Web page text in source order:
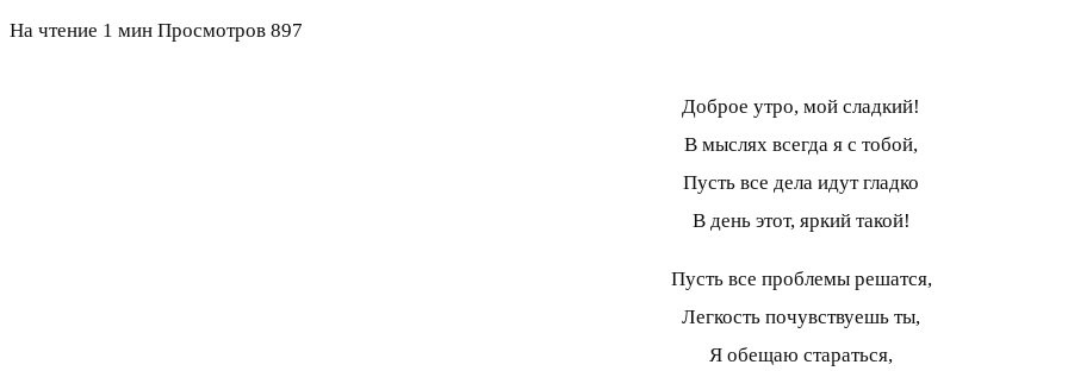
На чтение 1 мин Просмотров 897
Доброе утро, мой сладкий!
В мыслях всегда я с тобой,
Пусть все дела идут гладко
В день этот, яркий такой!
Пусть все проблемы решатся,
Легкость почувствуешь ты,
Я обещаю стараться,